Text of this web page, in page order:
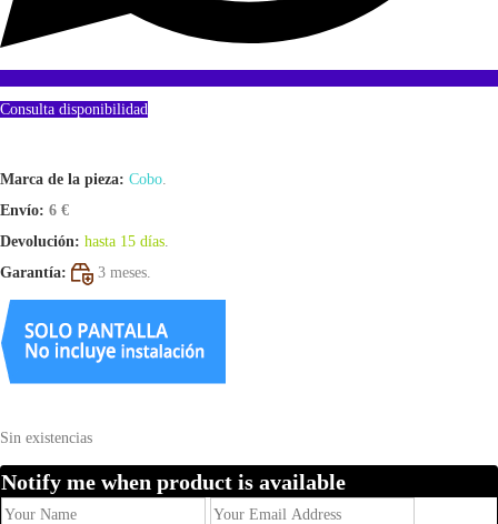
Consulta disponibilidad
Marca de la pieza: Cobo.
Envío: 6 €
Devolución: hasta 15 días.
Garantía:
3 meses.
Sin existencias
Notify me when product is available